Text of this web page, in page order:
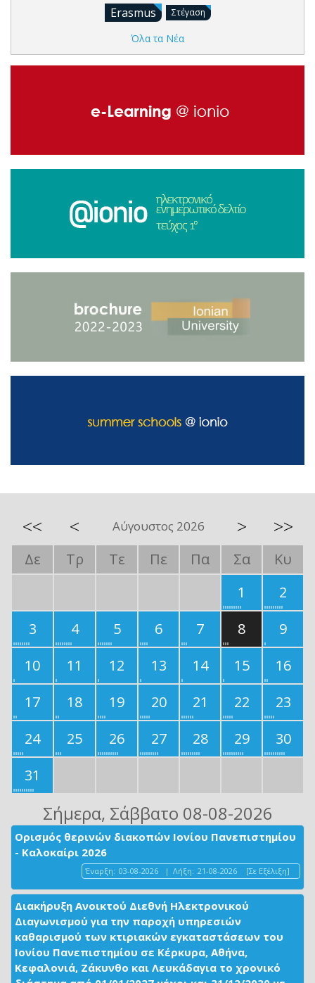
Erasmus Στέγαση
Όλα τα Νέα
<< < Αύγουστος 2026 > >>
Δε Τρ Τε Πε Πα Σα
Κυ
1
2
3
4 5 6 7 8
9
10
11 12 13 14 15
16
17
18 19 20 21 22
23
24
25 26 27 28 29
30
31
Σήμερα, Σάββατο 08-08-2026
Ορισμός θερινών διακοπών Ιονίου Πανεπιστημίου
- Καλοκαίρι 2026
Έναρξη: 03-08-2026 | Λήξη: 21-08-2026 [Σε Εξέλιξη]
Διακήρυξη Ανοικτού Διεθνή Ηλεκτρονικού
Διαγωνισμού για την παροχή υπηρεσιών
καθαρισμού των κτιριακών εγκαταστάσεων του
Ιονίου Πανεπιστημίου σε Κέρκυρα, Αθήνα,
Κεφαλονιά, Ζάκυνθο και Λευκάδαγια το χρονικό